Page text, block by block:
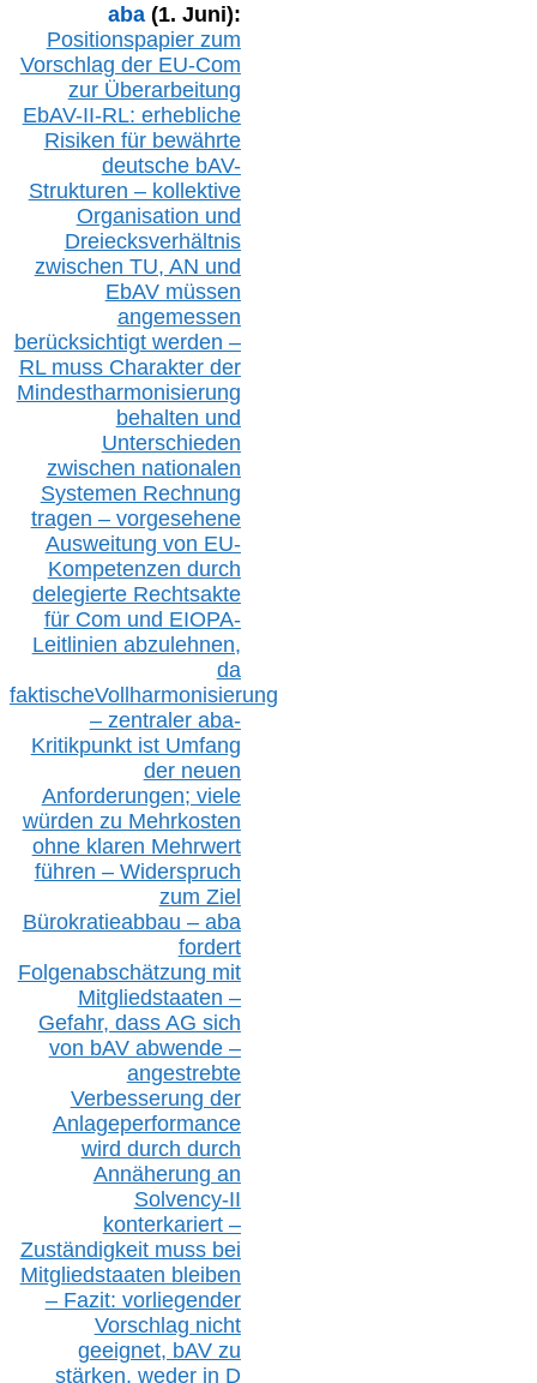
aba(1. Juni):
Positionspapier zum
Vorschlag der EU-Com
zur Überarbeitung
EbAV-II-RL: erhebliche
Risiken für bewährte
deutsche bAV-
Strukturen – kollektive
Organisation und
Dreiecksverhältnis
zwischen TU, AN und
EbAV müssen
angemessen
berücksichtigt werden –
RL mussCharakter der
Mindestharmonisierung
behalten und
Unterschieden
zwischen nationalen
Systemen Rechnung
tragen – vorgesehene
Ausweitung von EU-
Kompetenzen durch
delegierte Rechtsakte
für Com und EIOPA-
Leitlinien abzulehnen,
da
faktischeVollharmonisierung
– zentraler aba-
Kritikpunkt ist Umfang
der neuen
Anforderungen; viele
würden zu Mehrkosten
ohne klaren Mehrwert
führen – Widerspruch
zum Ziel
Bürokratieabbau – aba
fordert
Folgenabschätzung mit
Mitgliedstaaten –
Gefahr, dass AG sich
von bAV abwende –
angestrebte
Verbesserung der
Anlageperformance
wird durch durch
Annäherung an
Solvency-II
konterkariert –
Zuständigkeit muss bei
Mitgliedstaaten bleiben
– Fazit: vorliegender
Vorschlag nicht
geeignet, bAVzu
stärken, weder in D